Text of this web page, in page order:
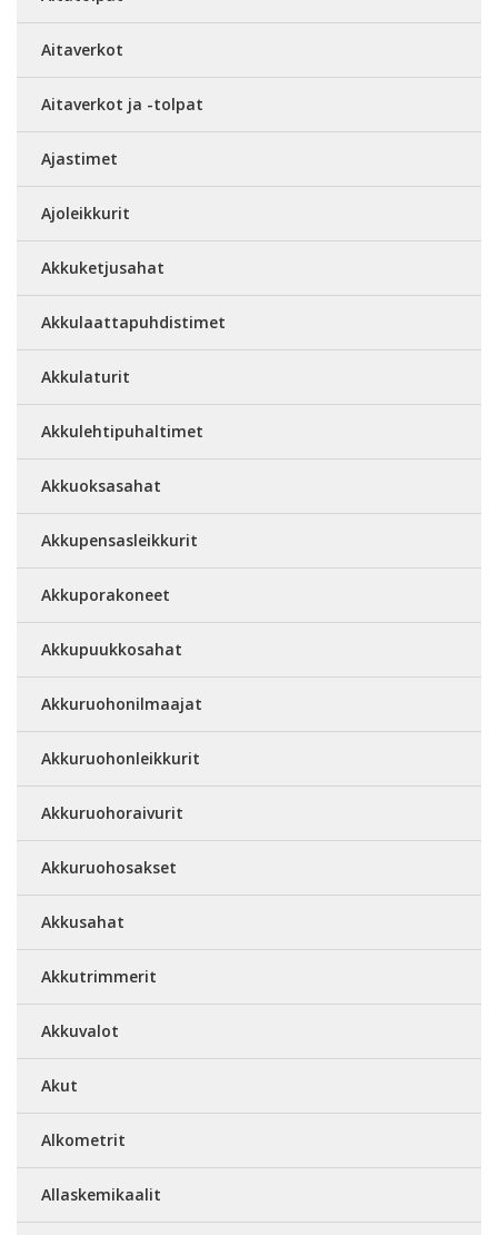
Aitaverkot
Aitaverkot ja -tolpat
Ajastimet
Ajoleikkurit
Akkuketjusahat
Akkulaattapuhdistimet
Akkulaturit
Akkulehtipuhaltimet
Akkuoksasahat
Akkupensasleikkurit
Akkuporakoneet
Akkupuukkosahat
Akkuruohonilmaajat
Akkuruohonleikkurit
Akkuruohoraivurit
Akkuruohosakset
Akkusahat
Akkutrimmerit
Akkuvalot
Akut
Alkometrit
Allaskemikaalit